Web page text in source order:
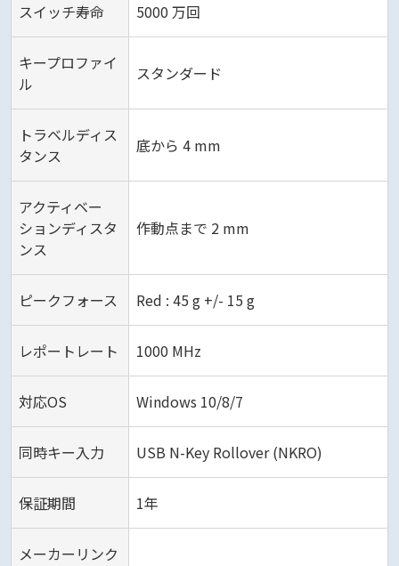
スイッチ寿命 5000 万回
キープロファイ
ル
スタンダード
トラベルディス
タンス
底から 4 mm
アクティベー
ションディスタ
ンス
作動点まで 2 mm
ピークフォース Red : 45 g +/- 15 g
レポートレート 1000 MHz
対応OS Windows 10/8/7
同時キー入力 USB N-Key Rollover (NKRO)
保証期間 1年
メーカーリンク